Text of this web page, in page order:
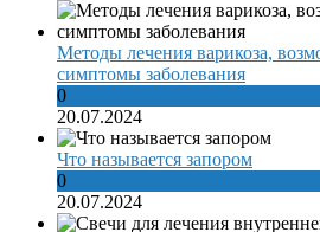
Методы лечения варикоза,
симптомы заболевания
0
20.07.2024
Что называется запором
0
20.07.2024